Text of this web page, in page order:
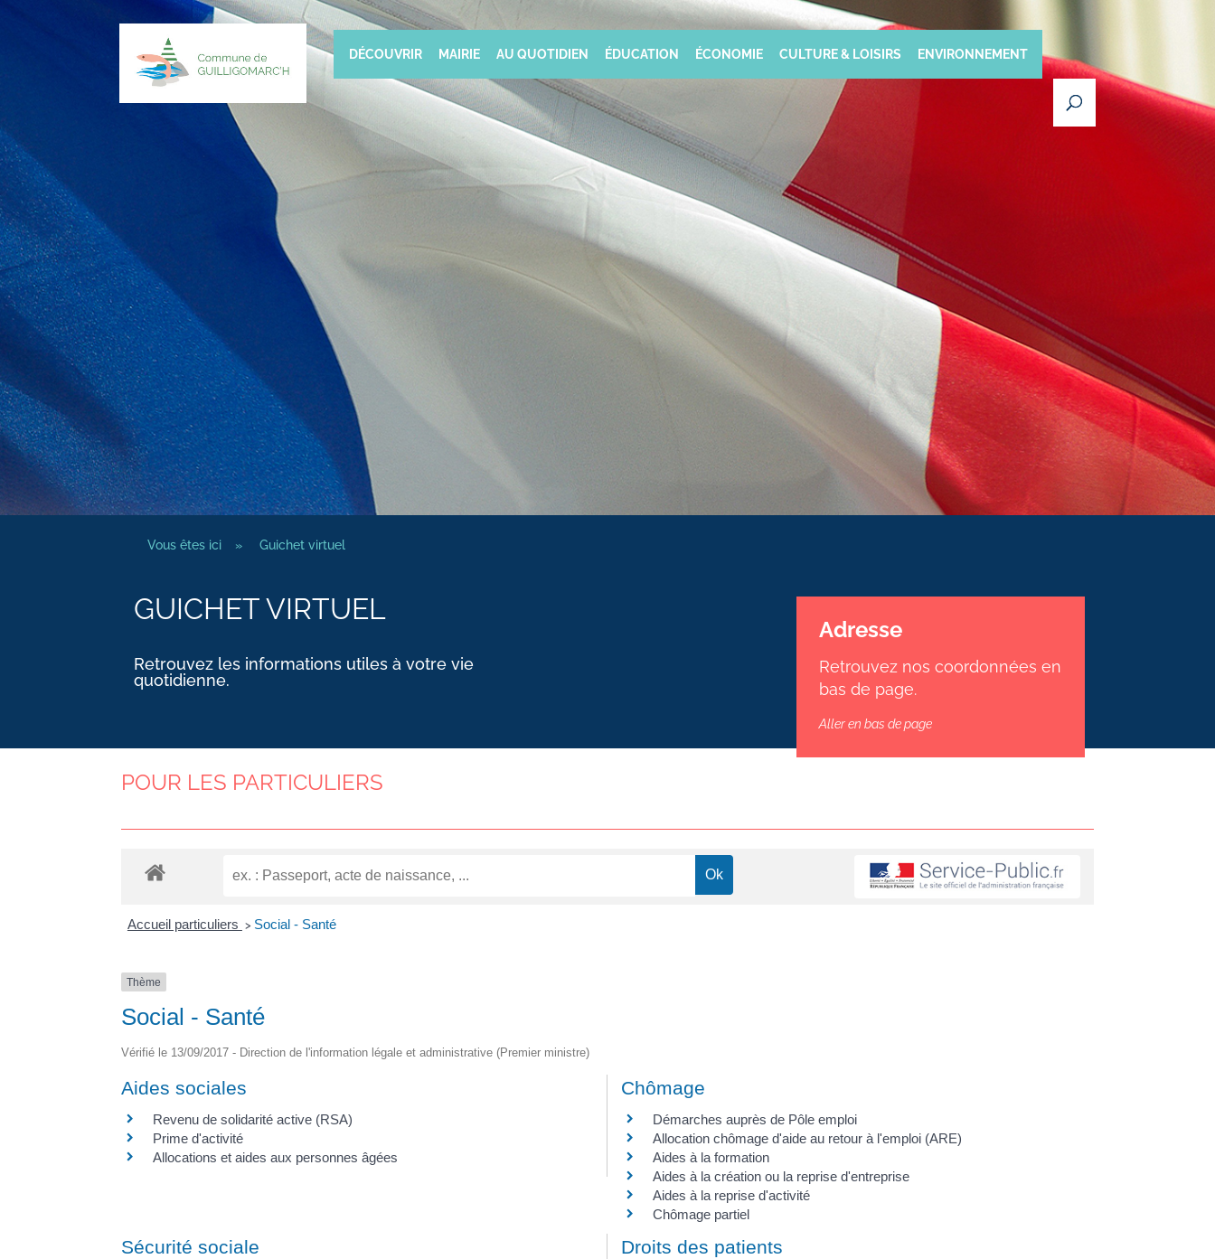
DÉCOUVRIR MAIRIE AU QUOTIDIEN ÉDUCATION ÉCONOMIE CULTURE & LOISIRS ENVIRONNEMENT
Vous êtes ici » Guichet virtuel
GUICHET VIRTUEL
Retrouvez les informations utiles à votre vie
quotidienne.
Adresse
Retrouvez nos coordonnées en
bas de page.
Aller en bas de page
POUR LES PARTICULIERS
Accueil particuliers > Social - Santé
Thème
Social - Santé
Vérifié le 13/09/2017 - Direction de l'information légale et administrative (Premier ministre)
Aides sociales
Revenu de solidarité active (RSA)
Prime d'activité
Allocations et aides aux personnes âgées
Chômage
Démarches auprès de Pôle emploi
Allocation chômage d'aide au retour à l'emploi (ARE)
Aides à la formation
Aides à la création ou la reprise d'entreprise
Aides à la reprise d'activité
Chômage partiel
Sécurité sociale Droits des patients